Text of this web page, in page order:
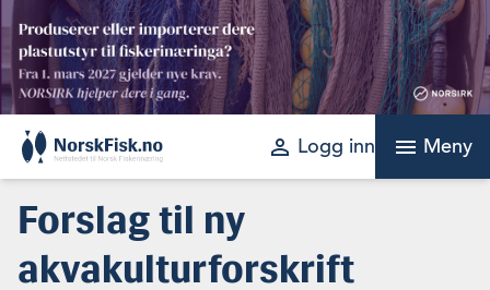
Skip
content
perm_identity Logg inn menu Meny
Forslag til ny
akvakulturforskrift